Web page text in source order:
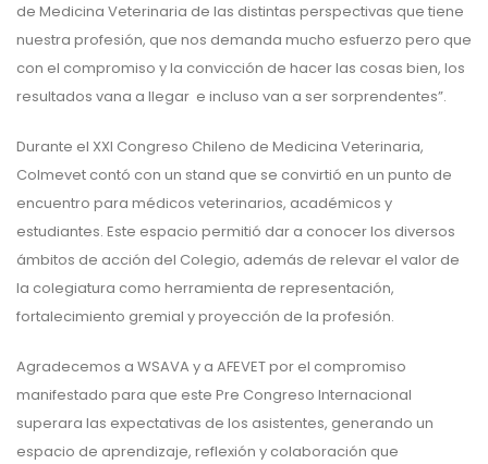
de Medicina Veterinaria de las distintas perspectivas que tiene
nuestra profesión, que nos demanda mucho esfuerzo pero que
con el compromiso y la convicción de hacer las cosas bien, los
resultados vana a llegar e incluso van a ser sorprendentes”.
Durante el XXI Congreso Chileno de Medicina Veterinaria,
Colmevet contó con un stand que se convirtió en un punto de
encuentro para médicos veterinarios, académicos y
estudiantes. Este espacio permitió dar a conocer los diversos
ámbitos de acción del Colegio, además de relevar el valor de
la colegiatura como herramienta de representación,
fortalecimiento gremial y proyección de la profesión.
Agradecemos a WSAVA y a AFEVET por el compromiso
manifestado para que este Pre Congreso Internacional
superara las expectativas de los asistentes, generando un
espacio de aprendizaje, reflexión y colaboración que